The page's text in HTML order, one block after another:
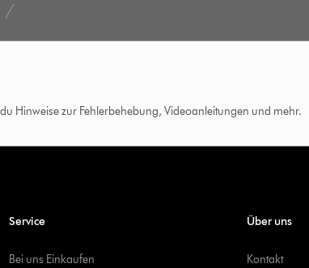
Hinweise zur Fehlerbehebung, Videoanleitungen und mehr.
Service
Bei uns Einkaufen
Über uns
Kontakt